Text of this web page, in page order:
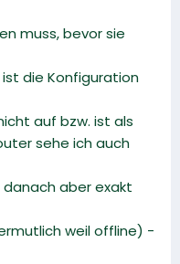
muss, bevor sie
die Konfiguration
auf bzw. ist als
sehe ich auch
danach aber exakt
weil offline) -